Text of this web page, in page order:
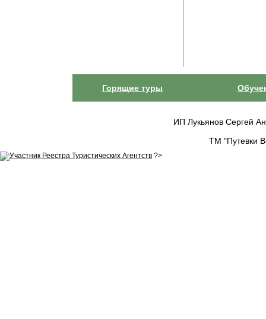
Горящие туры
ИП Лукьянов Сергей
ТМ "Путевки
?>